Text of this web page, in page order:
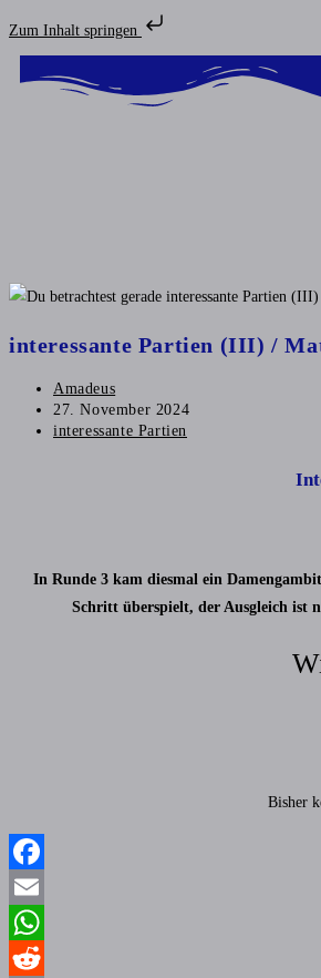
Zum Inhalt springen
interessante Partien (III) /
Amadeus
27. November 2024
interessante Partien
In Runde 3 kam diesmal ein
Schritt überspielt, der Ausgleich ist
Bisher
Facebook
Email
WhatsApp